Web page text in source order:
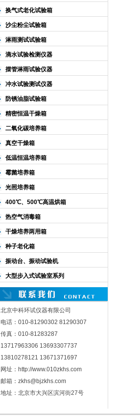
换气式老化试验箱
沙尘粉尘试验箱
淋雨测试试验箱
滴水试验检测仪器
摆管淋雨试验仪器
冲水试验测试仪器
防锈油脂试验箱
精密恒温干燥箱
二氧化碳培养箱
真空干燥箱
低温恒温培养箱
霉菌培养箱
光照培养箱
400℃、500℃高温烘箱
热空气消毒箱
干燥培养两用箱
种子老化箱
振动台、振动试验机
大型步入式试验室系列
北京中科环试仪器有限公司
电话：010-81290302 81290307
传真：010-81283287
13717963306 13693307737
13810278121 13671371697
网址：http://www.010zkhs.com
邮箱：zkhs@bjzkhs.com
地址：北京市大兴区滨河街27号